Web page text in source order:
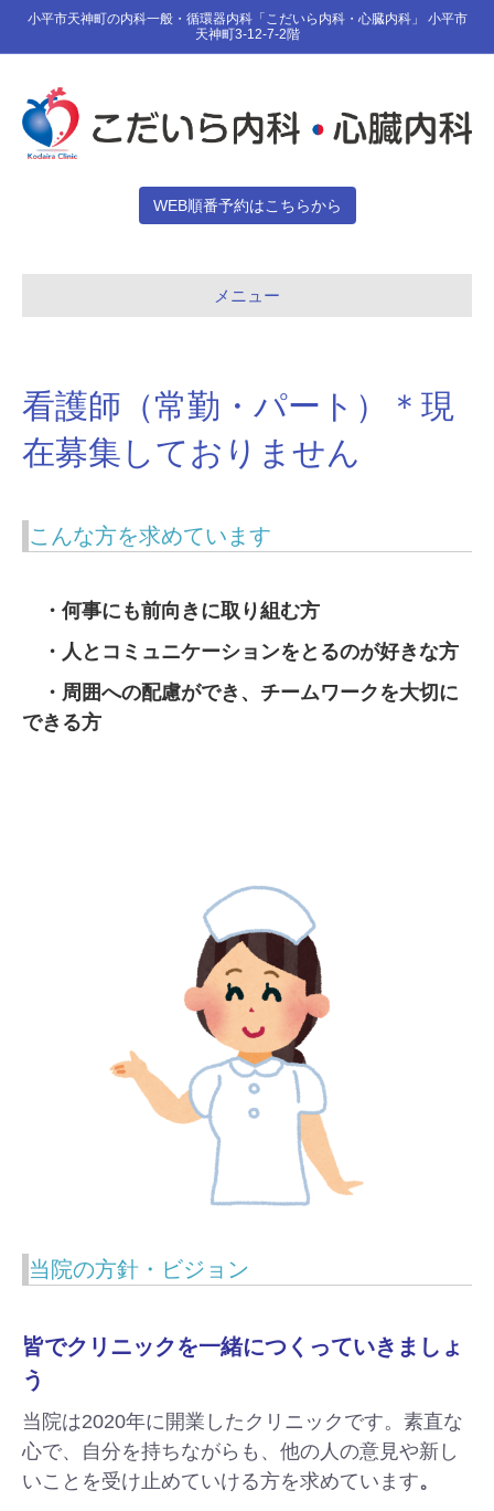
小平市天神町の内科一般・循環器内科「こだいら内科・心臓内科」 小平市
天神町3-12-7-2階
WEB順番予約はこちらから
メニュー
看護師（常勤・パート）＊現
在募集しておりません
こんな方を求めています
・何事にも前向きに取り組む方
・人とコミュニケーションをとるのが好きな方
・周囲への配慮ができ、チームワークを大切に
できる方
当院の方針・ビジョン
皆でクリニックを一緒につくっていきましょ
う
当院は2020年に開業したクリニックです。素直な
心で、自分を持ちながらも、他の人の意見や新し
いことを受け止めていける方を求めています。